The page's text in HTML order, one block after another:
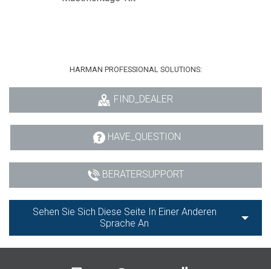
HARMAN PROFESSIONAL SOLUTIONS:
FIND_DEALER
HAVE_QUESTION
BERATERSUPPORT
Sehen Sie Sich Diese Seite In Einer Anderen
Sprache An